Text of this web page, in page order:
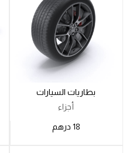
بطاريات السيارات
أجزاء
18 درهم